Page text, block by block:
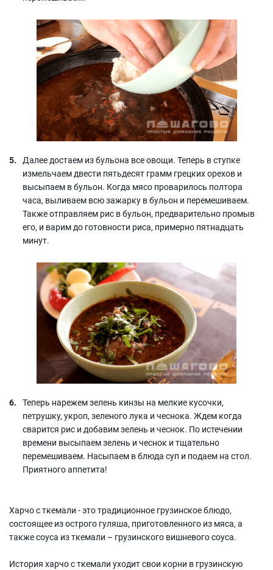
Далее достаем из бульона все овощи. Теперь в ступке
измельчаем двести пятьдесят грамм грецких орехов и
высыпаем в бульон. Когда мясо проварилось полтора
часа, выливаем всю зажарку в бульон и перемешиваем.
Также отправляем рис в бульон, предварительно промыв
его, и варим до готовности риса, примерно пятнадцать
минут.
Теперь нарежем зелень кинзы на мелкие кусочки,
петрушку, укроп, зеленого лука и чеснока. Ждем когда
сварится рис и добавим зелень и чеснок. По истечении
времени высыпаем зелень и чеснок и тщательно
перемешиваем. Насыпаем в блюда суп и подаем на стол.
Приятного аппетита!
Харчо с ткемали - это традиционное грузинское блюдо,
состоящее из острого гуляша, приготовленного из мяса, а
также соуса из ткемали – грузинского вишневого соуса.
История харчо с ткемали уходит свои корни в грузинскую